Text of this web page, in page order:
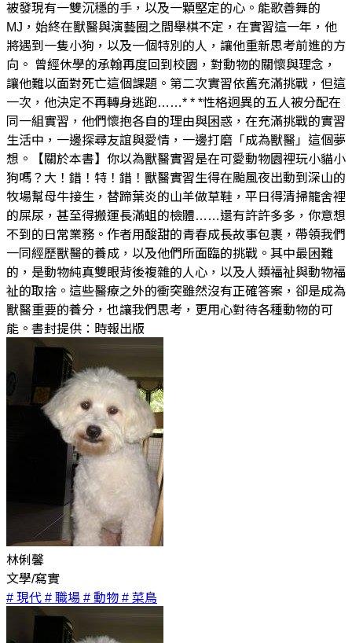
被發現有一雙沉穩的手，以及一顆堅定的心。能歌善舞的
MJ，始終在獸醫與演藝圈之間舉棋不定，在實習這一年，他
將遇到一隻小狗，以及一個特別的人，讓他重新思考前進的方
向。 曾經休學的承翰再度回到校園，對動物的關懷與理念，
讓他難以面對死亡這個課題。第二次實習依舊充滿挑戰，但這
一次，他決定不再轉身逃跑……* * *性格迥異的五人被分配在
同一組實習，他們懷抱各自的理由與困惑，在充滿挑戰的實習
生活中，一邊探尋友誼與愛情，一邊打磨「成為獸醫」這個夢
想。【關於本書】你以為獸醫實習是在可愛動物園裡玩小貓小
狗嗎？大！錯！特！錯！獸醫實習生得在颱風夜出動到深山的
牧場幫母牛接生，替蹄葉炎的山羊做草鞋，平日得清掃籠舍裡
的屎尿，甚至得搬運長滿蛆的檢體……還有許許多多，你意想
不到的日常業務。作者用酸甜的青春成長故事包裹，帶領我們
一同經歷獸醫的養成，以及他們所面臨的挑戰。其中最困難
的，是動物純真雙眼背後複雜的人心，以及人類福祉與動物福
祉的取捨。這些醫療之外的衝突雖然沒有正確答案，卻是成為
獸醫重要的養分，也讓我們思考，更用心對待各種動物的可
能。書封提供：時報出版
林俐馨
文學/寫實
# 現代 # 職場 # 動物 # 菜鳥